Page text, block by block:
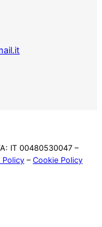
IT 00480530047 –
Policy – Cookie Policy